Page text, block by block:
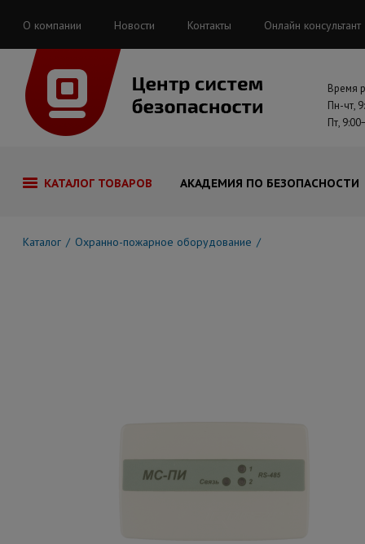
О компании Новости Контакты Онлайн консультант
Время
Пн-чт,
Пт,
КАТАЛОГ ТОВАРОВ АКАДЕМИЯ ПО БЕЗОПАСНОСТИ
Каталог Охранно-пожарное оборудование